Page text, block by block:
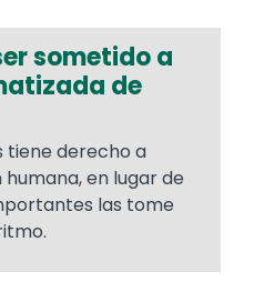
sometido a
de
tiene derecho a
en lugar de
las tome